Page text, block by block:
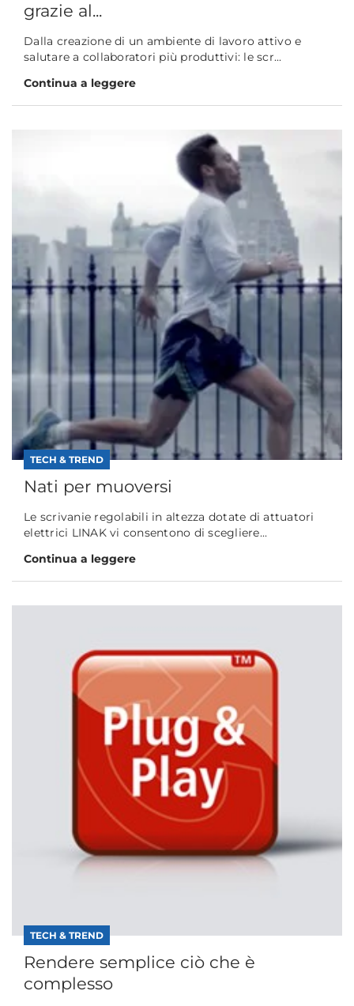
grazie al...
Dalla creazione di un ambiente di lavoro attivo e
salutare a collaboratori più produttivi: le scr...
Continua a leggere
TECH & TREND
Nati per muoversi
Le scrivanie regolabili in altezza dotate di attuatori
elettrici LINAK vi consentono di scegliere...
Continua a leggere
TECH & TREND
Rendere semplice ciò che è
complesso